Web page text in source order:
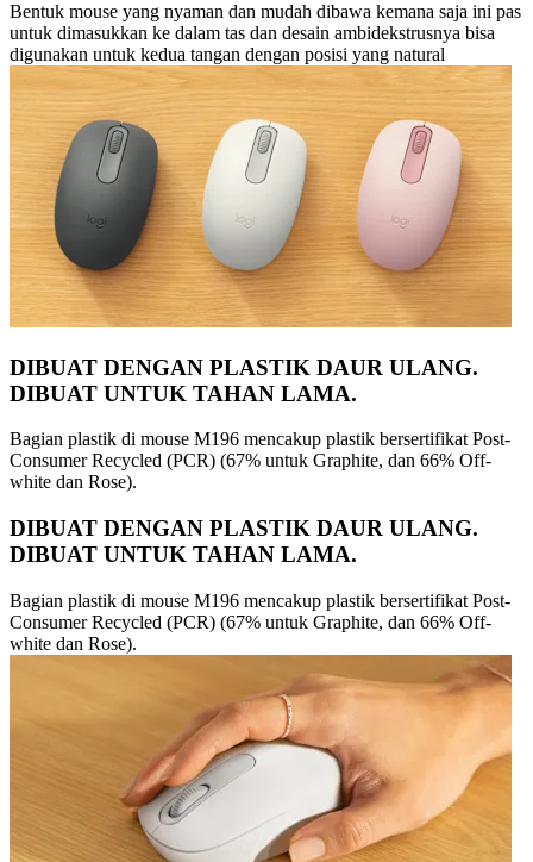
Bentuk mouse yang nyaman dan mudah dibawa kemana saja ini pas
untuk dimasukkan ke dalam tas dan desain ambidekstrusnya bisa
digunakan untuk kedua tangan dengan posisi yang natural
DIBUAT DENGAN PLASTIK DAUR ULANG.
DIBUAT UNTUK TAHAN LAMA.
Bagian plastik di mouse M196 mencakup plastik bersertifikat Post-
Consumer Recycled (PCR) (67% untuk Graphite, dan 66% Off-
white dan Rose).
DIBUAT DENGAN PLASTIK DAUR ULANG.
DIBUAT UNTUK TAHAN LAMA.
Bagian plastik di mouse M196 mencakup plastik bersertifikat Post-
Consumer Recycled (PCR) (67% untuk Graphite, dan 66% Off-
white dan Rose).